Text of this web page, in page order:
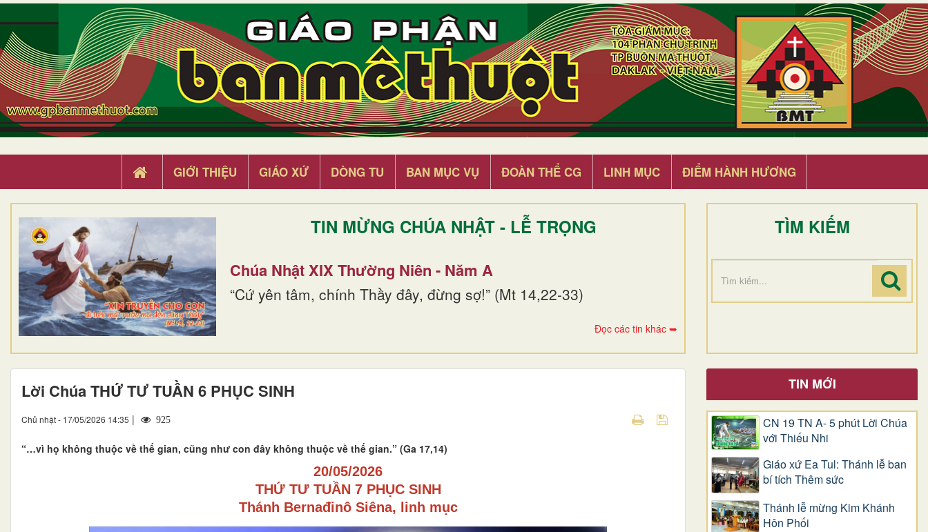
GIỚI THIỆU GIÁO XỨ DÒNG TU BAN MỤC VỤ ĐOÀN THỂ CG LINH MỤC ĐIỂM HÀNH HƯƠNG
TIN MỪNG CHÚA NHẬT - LỄ TRỌNG
Chúa Nhật XIX Thường Niên - Năm A
“Cứ yên tâm, chính Thầy đây, đừng sợ!” (Mt 14,22-33)
Đọc các tin khác ➥
TÌM KIẾM
Lời Chúa THỨ TƯ TUẦN 6 PHỤC SINH
Chủ nhật - 17/05/2026 14:35 | 925
“…vì họ không thuộc về thế gian, cũng như con đây không thuộc về thế gian.” (Ga 17,14)
20/05/2026
THỨ TƯ TUẦN 7 PHỤC SINH
Thánh BernađinôSiêna, linh mục
TIN MỚI
CN 19 TN A- 5 phút Lời Chúa
với Thiếu Nhi
Giáo xứ Ea Tul: Thánh lễ ban
bí tích Thêm sức
Thánh lễ mừng Kim Khánh
Hôn Phối